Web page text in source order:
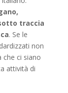
traccia
. Se le
non
ci siano
attività di